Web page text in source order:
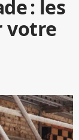
: les
votre